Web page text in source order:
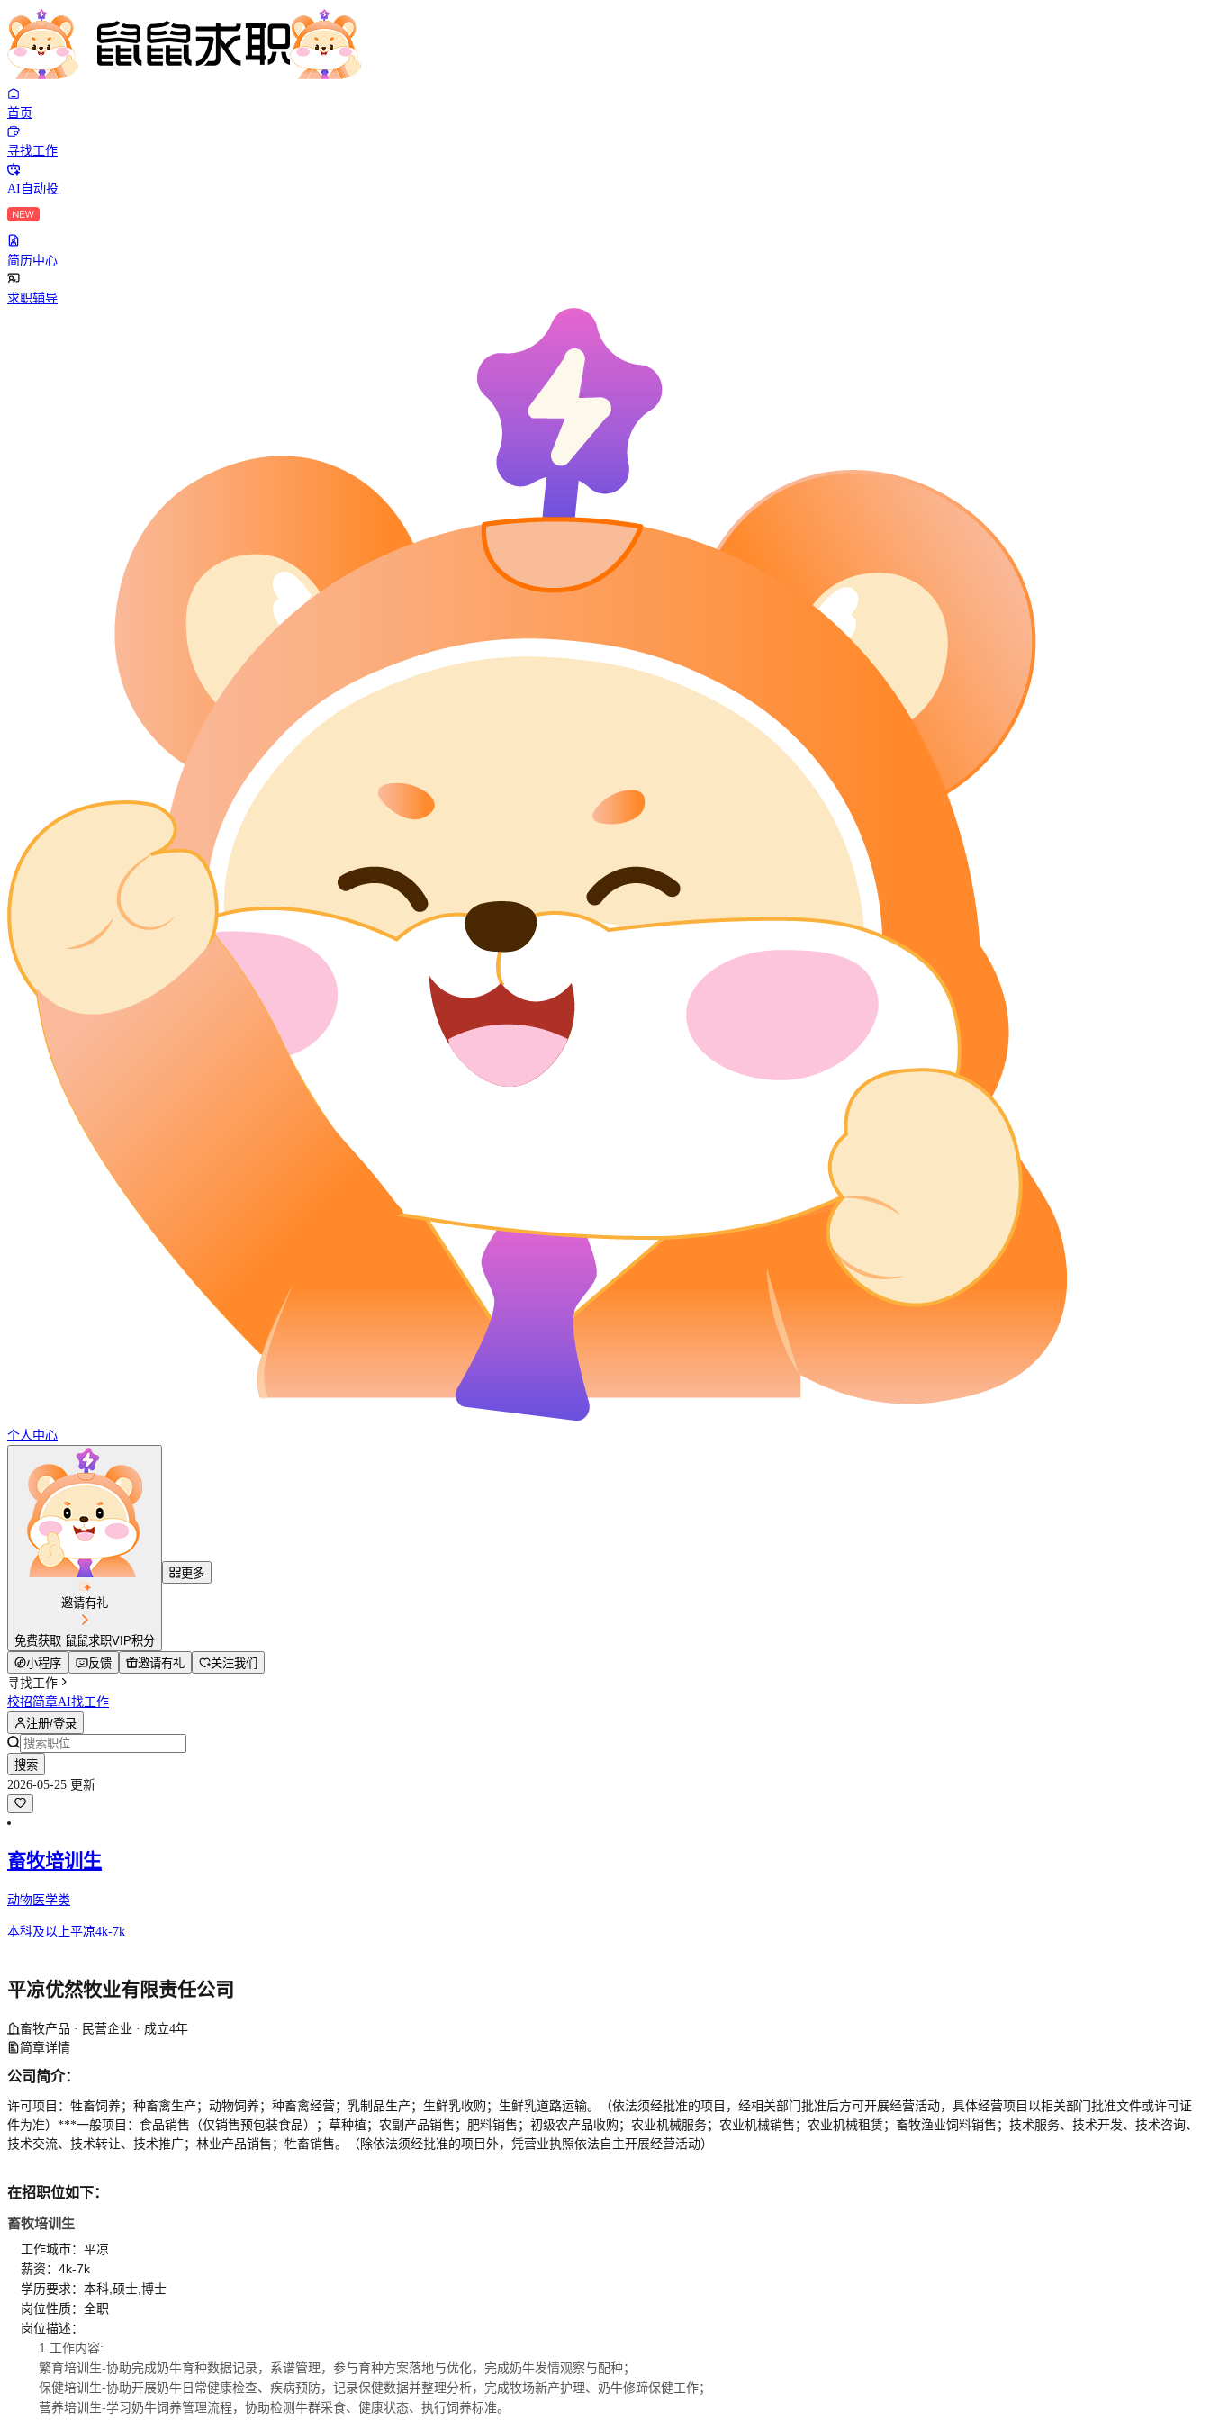
首页
寻找工作
AI自动投
简历中心
求职辅导
个人中心
邀请有礼
免费获取 鼠鼠求职VIP积分
更多
小程序 反馈 邀请有礼
关注我们
寻找工作
校招简章AI找工作
注册/登录
搜索
2026-05-25 更新
畜牧培训生
动物医学类
本科及以上平凉4k-7k
平凉优然牧业有限责任公司
畜牧产品 · 民营企业 · 成立4年
简章详情
公司简介：
许可项目：牲畜饲养；种畜禽生产；动物饲养；种畜禽经营；乳制品生产；生鲜乳收购；生鲜乳道路运输。（依法须经批准的项目，经相关部门批准后方可开展经营活动，具体经营项目以相关部门批准文件或许可证
件为准）***一般项目：食品销售（仅销售预包装食品）；草种植；农副产品销售；肥料销售；初级农产品收购；农业机械服务；农业机械销售；农业机械租赁；畜牧渔业饲料销售；技术服务、技术开发、技术咨询、
技术交流、技术转让、技术推广；林业产品销售；牲畜销售。（除依法须经批准的项目外，凭营业执照依法自主开展经营活动）
在招职位如下：
畜牧培训生
工作城市：平凉
薪资：4k-7k
学历要求：本科,硕士,博士
岗位性质：全职
岗位描述：
1.工作内容:
繁育培训生-协助完成奶牛育种数据记录，系谱管理，参与育种方案落地与优化，完成奶牛发情观察与配种；
保健培训生-协助开展奶牛日常健康检查、疾病预防，记录保健数据并整理分析，完成牧场新产护理、奶牛修蹄保健工作；
营养培训生-学习奶牛饲养管理流程，协助检测牛群采食、健康状态、执行饲养标准。